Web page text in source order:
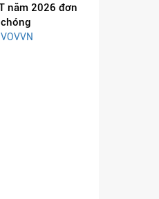
năm 2026 đơn
VOVVN